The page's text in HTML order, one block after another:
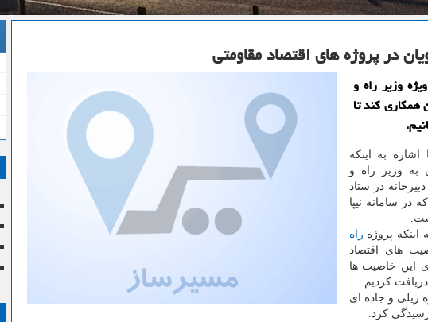
در پروژه های اقتصاد مقاومتی
وزیر راه و
كند تا
به اینكه
به وزیر راه و
در ستاد
در سامانه نیپا
پروژه راه
های اقتصاد
این خاصیت ها
كردیم.
ریلی و جاده ای
كرد.